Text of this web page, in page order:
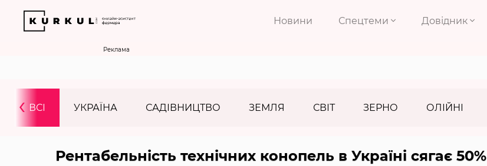
Новини Спецтеми Довідник
Реклама
ВСІ УКРАЇНА САДІВНИЦТВО ЗЕМЛЯ СВІТ ЗЕРНО ОЛІЙНІ
‹
Рентабельність технічних конопель в Україні сягає 50%